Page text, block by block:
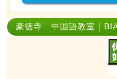
豪徳寺 中国語教室｜